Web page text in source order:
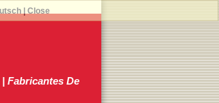
Fabricantes De
| Close